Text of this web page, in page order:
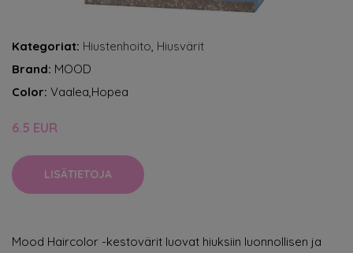
Kategoriat: Hiustenhoito, Hiusvärit
Brand: MOOD
Color: Vaalea,Hopea
6.5 EUR
LISÄTIETOJA
Mood Haircolor -kestovärit luovat hiuksiin luonnollisen ja